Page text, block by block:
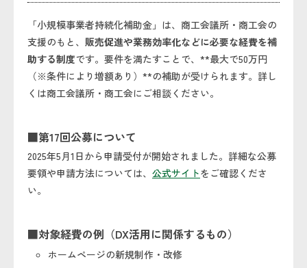
「小規模事業者持続化補助金」は、商工会議所・商工会の
支援のもと、 販売促進や業務効率化などに必要な経費を補
助する制度です。要件を満たすことで、**最大で50万円
（※条件により増額あり）**の補助が受けられます。詳し
くは商工会議所・商工会にご相談ください。
■第17回公募について
2025年5月1日から申請受付が開始されました。詳細な公募
要領や申請方法については、 公式サイトをご確認くださ
い。
■対象経費の例（DX活用に関係するもの）
ホームページの新規制作・改修